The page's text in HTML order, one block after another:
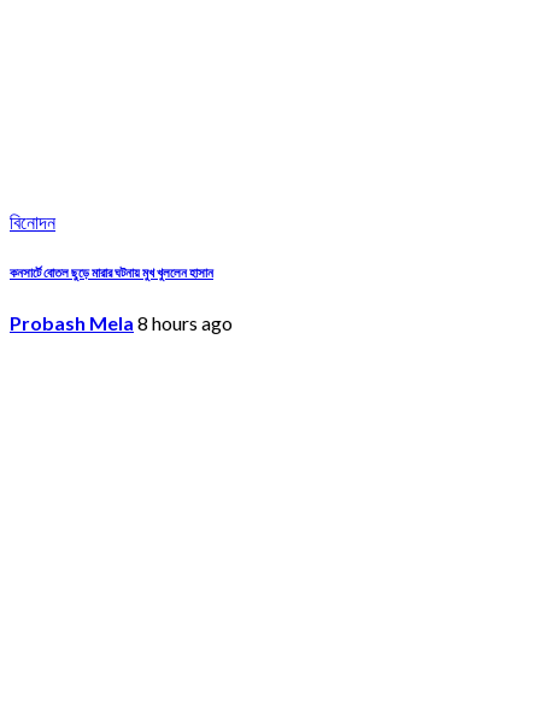
বিনোদন
কনসার্টে বোতল ছুড়ে মারার ঘটনায় মুখ খুললেন হাসান
Probash Mela 8 hours ago